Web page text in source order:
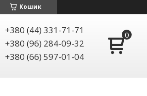
Кошик
+380 (44) 331-71-71
+380 (96) 284-09-32
+380 (66) 597-01-04